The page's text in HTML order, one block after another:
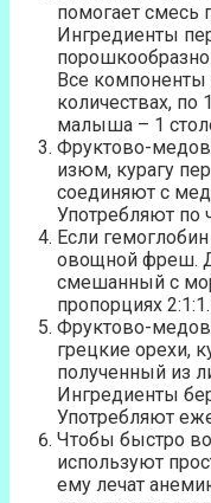
помогает смесь
Ингредиенты
Все компоненты
количествах, по
малыша – 1
Фруктово-
изюм, курагу
соединяют с
Употребляют по
Если
овощной фреш.
смешанный с
пропорциях
Фруктово-
грецкие орехи,
полученный из
Ингредиенты
Употребляют
Чтобы быстро
используют
ему лечат